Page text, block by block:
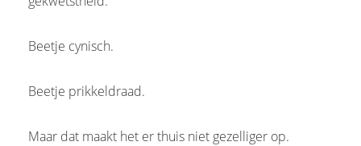
Beetje cynisch.
Beetje prikkeldraad.
Maar dat maakt het er thuis niet gezelliger op.